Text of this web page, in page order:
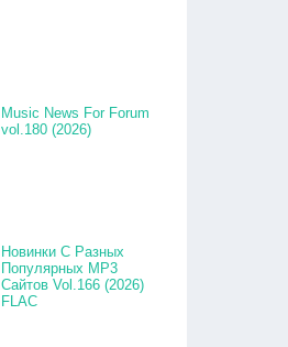
Music News For Forum
vol.180 (2026)
Новинки С Разных
Популярных MP3
Сайтов Vol.166 (2026)
FLAC